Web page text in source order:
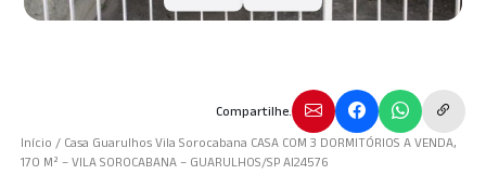
Compartilhe.
Início / Casa Guarulhos Vila Sorocabana CASA COM 3 DORMITÓRIOS A VENDA,
170 M² – VILA SOROCABANA – GUARULHOS/SP AI24576